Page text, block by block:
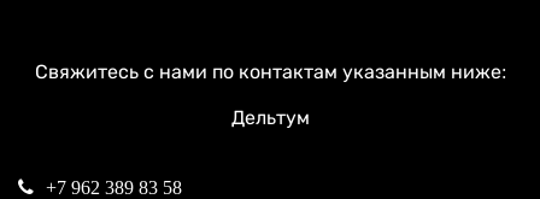
Свяжитесь с нами по контактам указанным ниже:
Дельтум
+7 962 389 83 58